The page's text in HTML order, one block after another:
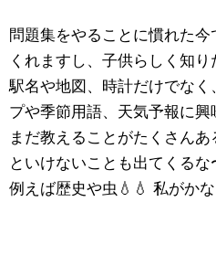
問題集をやることに慣れた
くれますし、子供らしく知り
駅名や地図、時計だけでな
プや季節用語、天気予報に
まだ教えることがたくさん
といけないことも出てくるな
例えば歴史や虫💧💧 私がか